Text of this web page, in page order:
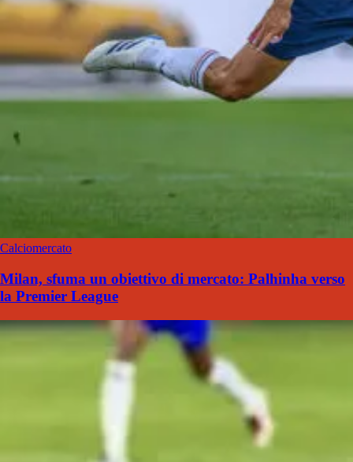
Calciomercato
Milan, sfuma un obiettivo di mercato: Palhinha verso
la Premier League